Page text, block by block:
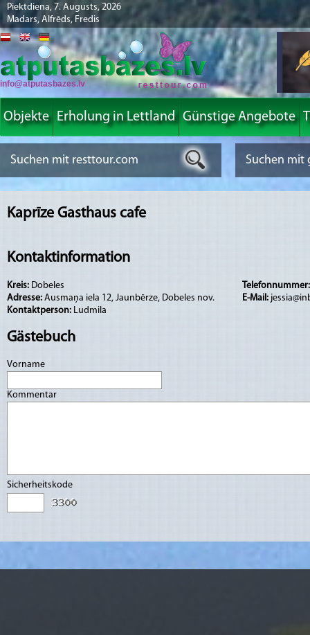
Piektdiena, 7. Augusts, 2026
Madars, Alfrēds, Fredis
info@atputasbazes.lv
Objekte Erholung in Lettland Günstige Angebote
Kaprīze Gasthaus cafe
Kontaktinformation
Kreis: Dobeles
Adresse: Ausmaņa iela 12, Jaunbērze, Dobeles nov.
Kontaktperson: Ludmila
E-Mail:
Gästebuch
Vorname
Kommentar
Sicherheitskode